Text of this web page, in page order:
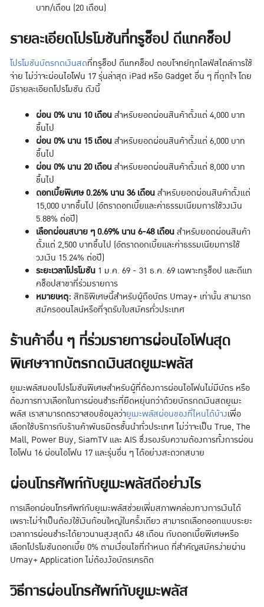
บาท/เดือน (20 เดือน)
รายละเอียดโปรโมชันที่ทรูช็อป ดีแทคช็อป
โปรโมชันบัตรกดเงินสดที่ทรูช็อป ดีแทคช็อป ตอบโจทย์ทุกไลฟ์สไตล์การใช้
จ่าย ไม่ว่าจะผ่อนไอโฟน 17 รุ่นล่าสุด iPad หรือ Gadget อื่น ๆ ที่ถูกใจ โดย
มีรายละเอียดโปรโมชัน ดังนี้
ผ่อน 0% นาน 10 เดือนสำหรับยอดผ่อนสินค้าตั้งแต่ 4,000 บาท
ขึ้นไป
ผ่อน 0% นาน 15 เดือนสำหรับยอดผ่อนสินค้าตั้งแต่ 6,000 บาท
ขึ้นไป
ผ่อน 0% นาน 20 เดือนสำหรับยอดผ่อนสินค้าตั้งแต่ 8,000 บาท
ขึ้นไป
ดอกเบี้ยพิเศษ 0.26% นาน 36 เดือนสำหรับยอดผ่อนสินค้าตั้งแต่
15,000 บาทขึ้นไป (อัตราดอกเบี้ยและค่าธรรมเนียมการใช้วงเงิน
5.88% ต่อปี)
เลือกผ่อนสบาย ๆ 0.69% นาน 6-48 เดือนสำหรับยอดผ่อนสินค้า
ตั้งแต่ 2,500 บาทขึ้นไป (อัตราดอกเบี้ยและค่าธรรมเนียมการใช้
วงเงิน 15.24% ต่อปี)
ระยะเวลาโปรโมชัน1 ม.ค. 69 - 31 ธ.ค. 69 เฉพาะทรูช็อป และดีแท
คช็อปสาขาที่ร่วมรายการ
หมายเหตุ: สิทธิพิเศษนี้สำหรับผู้ถือบัตร Umay+ เท่านั้น สามารถ
สมัครออนไลน์หรือที่จุดรับใบสมัครทั่วประเทศ
ร้านค้าอื่น ๆ ที่ร่วมรายการผ่อนไอโฟนสุด
พิเศษจากบัตรกดเงินสดยูเมะพลัส
ยูเมะพลัสมอบโปรโมชันพิเศษสำหรับผู้ที่ต้องการผ่อนไอโฟนไม่มีบัตร หรือ
ต้องการทางเลือกในการผ่อนชำระที่ยืดหยุ่นกว่าด้วยบัตรกดเงินสดยูเมะ
พลัส เราสามารถตรวจสอบข้อมูลว่ายูเมะพลัสผ่อนของที่ไหนได้บ้างเพื่อ
เลือกใช้บริการกับร้านค้าพันธมิตรชั้นนำทั่วประเทศ ไม่ว่าจะเป็น True, The
Mall, Power Buy, SiamTV และ AIS ซึ่งรองรับความต้องการทั้งการผ่อน
ไอโฟน 16 ผ่อนไอโฟน 17 และรุ่นอื่น ๆ ได้อย่างสะดวกสบาย
ผ่อนโทรศัพท์กับยูเมะพลัสดีอย่างไร
การเลือกผ่อนโทรศัพท์กับยูเมะพลัสช่วยเพิ่มสภาพคล่องทางการเงินได้
เพราะไม่จำเป็นต้องใช้เงินก้อนใหญ่ในครั้งเดียว สามารถเลือกออกแบบระยะ
เวลาการผ่อนชำระได้ยาวนานสูงสุดถึง 48 เดือน กับดอกเบี้ยพิเศษหรือ
เลือกโปรโมชันดอกเบี้ย 0% ตามเงื่อนไขที่กำหนด ที่สำคัญสมัครง่ายผ่าน
Umay+ Application ไม่ต้องง้อบัตรเครดิต
วิธีการผ่อนโทรศัพท์กับยูเมะพลัส